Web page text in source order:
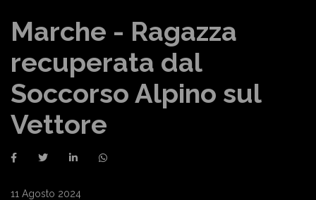
Marche - Ragazza
recuperata dal
Soccorso Alpino sul
Vettore
11 Agosto 2024